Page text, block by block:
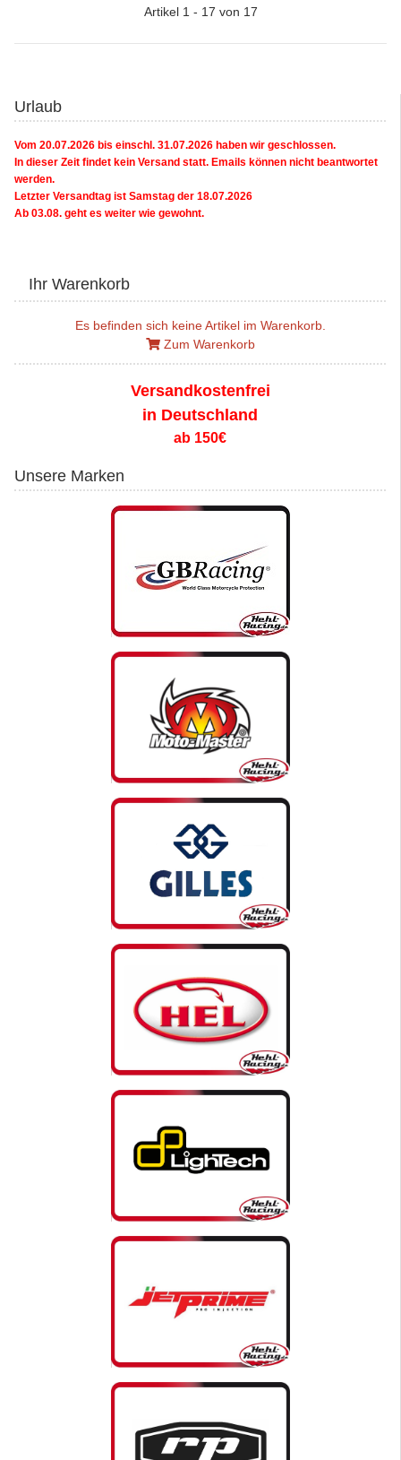
Artikel 1 - 17 von 17
Urlaub
Vom 20.07.2026 bis einschl. 31.07.2026 haben wir geschlossen.
In dieser Zeit findet kein Versand statt. Emails können nicht beantwortet
werden.
Letzter Versandtag ist Samstag der 18.07.2026
Ab 03.08. geht es weiter wie gewohnt.
Ihr Warenkorb
Es befinden sich keine Artikel im Warenkorb.
Zum Warenkorb
Versandkostenfrei
in Deutschland
ab 150€
Unsere Marken